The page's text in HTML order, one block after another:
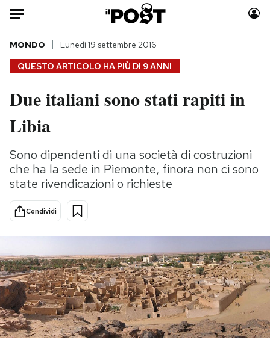
Auto
HOME
Italia
Politica
Tecnologia
Internet
Scienza
Cultura
Economia
Moda
Storie/Idee
Ok Boomer!
Media
PODCAST
NEWSLETTER
QUESTO ARTICOLO HA PIÙ DI 9 ANNI
MONDO Lunedì 19 settembre 2016
Due italiani sono stati rapiti in
Libia
Sono dipendenti di una società di costruzioni
che ha la sede in Piemonte, finora non ci sono
state rivendicazioni o richieste
Condividi